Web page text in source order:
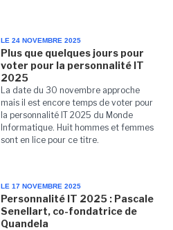
LE 24 NOVEMBRE 2025
Plus que quelques jours pour
voter pour la personnalité IT
2025
La date du 30 novembre approche
mais il est encore temps de voter pour
la personnalité IT 2025 du Monde
Informatique. Huit hommes et femmes
sont en lice pour ce titre.
LE 17 NOVEMBRE 2025
Personnalité IT 2025 : Pascale
Senellart, co-fondatrice de
Quandela